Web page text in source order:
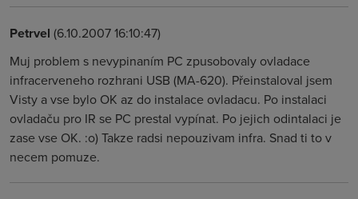
Petrvel (6.10.2007 16:10:47)
Muj problem s nevypinaním PC zpusobovaly ovladace
infracerveneho rozhrani USB (MA-620). Přeinstaloval jsem
Visty a vse bylo OK az do instalace ovladacu. Po instalaci
ovladaču pro IR se PC prestal vypínat. Po jejich odintalaci je
zase vse OK. :o) Takze radsi nepouzivam infra. Snad ti to v
necem pomuze.